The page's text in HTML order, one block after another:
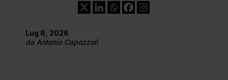
Lug 8, 2026
da Antonio Capozzoli